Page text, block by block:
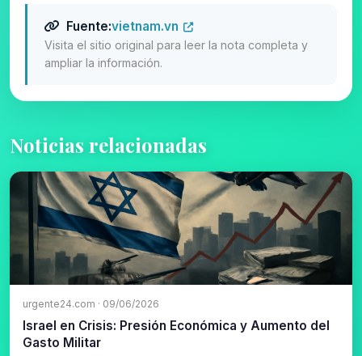
Fuente:vietnam.vn
Visita el sitio original para leer la nota completa y
ampliar la información.
Noticias relacionadas
urgente24.com · 09/06/2026
Israel en Crisis: Presión Económica y Aumento del
Gasto Militar